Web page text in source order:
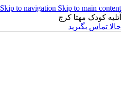
Skip to navigation Skip to main content
آتلیه کودک مهتا کرج
حالا تماس بگیرید